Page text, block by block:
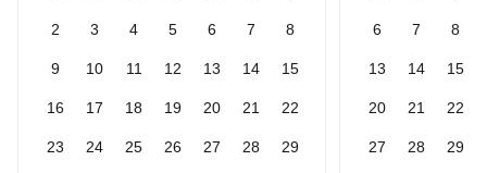
2 3 4 5 6 7 8
9 10 11 12 13 14 15
16 17 18 19 20 21 22
23 24 25 26 27 28 29
6 7 8
13 14 15
20 21 22
27 28 29